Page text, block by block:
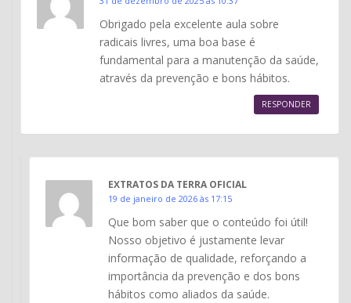
Obrigado pela excelente aula sobre
radicais livres, uma boa base é
fundamental para a manutenção da saúde,
através da prevenção e bons hábitos.
RESPONDER
EXTRATOS DA TERRA OFICIAL
19 de janeiro de 2026 às 17:15
Que bom saber que o conteúdo foi útil!
Nosso objetivo é justamente levar
informação de qualidade, reforçando a
importância da prevenção e dos bons
hábitos como aliados da saúde.